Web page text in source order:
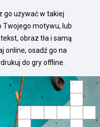
go używać w takiej
Twojego motywu, lub
obraz tła i samą
online, osadź go na
do gry offline.